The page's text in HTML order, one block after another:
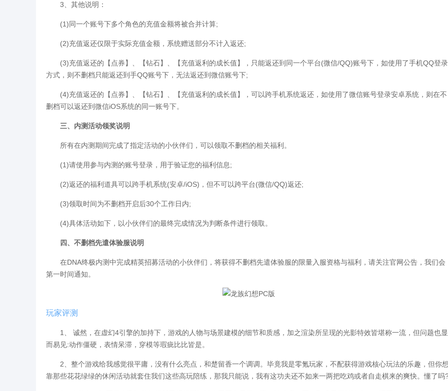
3、其他说明：
(1)同一个账号下多个角色的充值金额将被合并计算;
(2)充值返还仅限于实际充值金额，系统赠送部分不计入返还;
(3)充值返还的【点券】、【钻石】、【充值返利的成长值】，只能返还到同一个平台(微信/QQ)账号下，如使用了手机QQ登录
方式，则不删档只能返还到手QQ账号下，无法返还到微信账号下;
(4)充值返还的【点券】、【钻石】、【充值返利的成长值】，可以跨手机系统返还，如使用了微信账号登录安卓系统，则在不
删档可以返还到微信iOS系统的同一账号下。
三、内测活动领奖说明
所有在内测期间完成了指定活动的小伙伴们，可以领取不删档的相关福利。
(1)请使用参与内测的账号登录，用于验证您的福利信息;
(2)返还的福利道具可以跨手机系统(安卓/iOS)，但不可以跨平台(微信/QQ)返还;
(3)领取时间为不删档开启后30个工作日内;
(4)具体活动如下，以小伙伴们的最终完成情况为判断条件进行领取。
四、不删档先遣体验服说明
在DNA终极内测中完成精英招募活动的小伙伴们，将获得不删档先遣体验服的限量入服资格与福利，请关注官网公告，我们会
第一时间通知。
玩家评测
1、 诚然，在虚幻4引擎的加持下，游戏的人物与场景建模的细节和质感，加之渲染所呈现的光影特效皆堪称一流，但问题也显
而易见:动作僵硬，表情呆滞，穿模等瑕疵比比皆是。
2、整个游戏给我感觉很平庸，没有什么亮点，和楚留香一个调调。毕竟我是零氪玩家，不配获得游戏核心玩法的乐趣，但你
靠那些花花绿绿的休闲活动就套住我们这些高玩陪练，那我只能说，我有这功夫还不如来一两把吃鸡或者自走棋来的爽快。懂了吗